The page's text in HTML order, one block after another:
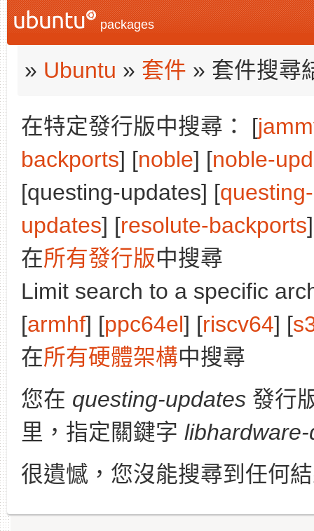
packages
» Ubuntu » 套件 » 套件搜尋
在特定發行版中搜尋： [
backports] [noble] [noble-
[questing-updates] [
updates] [resolute-backports
在所有發行版中搜尋
Limit search to a specific
[armhf] [ppc64el] [riscv64] [
在所有硬體架構中搜尋
您在 questing-updates 發行
里，指定關鍵字
很遺憾，您沒能搜尋到任何